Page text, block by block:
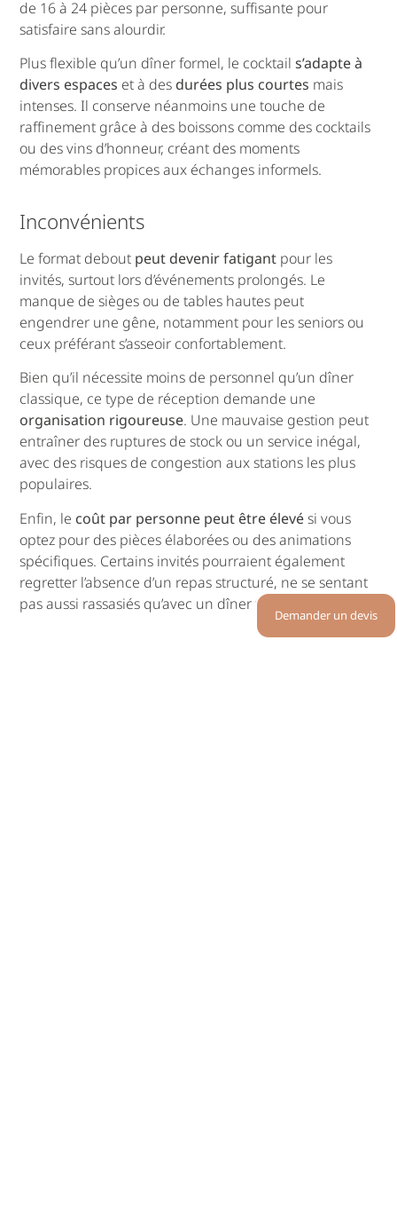
Demander un devis
de 16 à 24 pièces par personne, suffisante pour
satisfaire sans alourdir.
Plus flexible qu’un dîner formel, le cocktails’adapte à
divers espaces et à des durées plus courtes mais
intenses. Il conserve néanmoins une touche de
raffinement grâce à des boissons comme des cocktails
ou des vins d’honneur, créant des moments
mémorables propices aux échanges informels.
Inconvénients
Le format debout peut devenir fatigant pour les
invités, surtout lors d’événements prolongés. Le
manque de sièges ou de tables hautes peut
engendrer une gêne, notamment pour les seniors ou
ceux préférant s’asseoir confortablement.
Bien qu’il nécessite moins de personnel qu’un dîner
classique, ce type de réception demande une
organisation rigoureuse. Une mauvaise gestion peut
entraîner des ruptures de stock ou un service inégal,
avec des risques de congestion aux stations les plus
populaires.
Enfin, le coût par personne peut être élevési vous
optez pour des pièces élaborées ou des animations
spécifiques. Certains invités pourraient également
regretter l’absence d’un repas structuré, ne se sentant
pas aussi rassasiés qu’avec un dîner traditionnel.